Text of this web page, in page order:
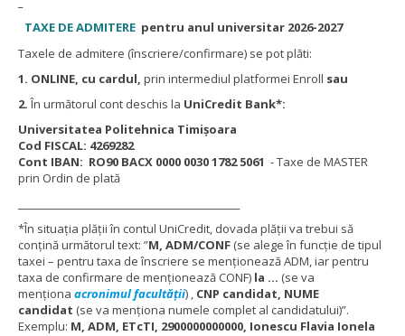
TAXE DE ADMITERE pentru anul universitar 2026-2027
Taxele de admitere (înscriere/confirmare) se pot plăti:
1. ONLINE, cu cardul, prin intermediul platformei Enroll sau
2.În următorul cont deschis la UniCredit Bank*:
Universitatea Politehnica Timișoara
Cod FISCAL: 4269282
Cont IBAN: RO90 BACX 0000 0030 1782 5061 - Taxe de MASTER
prin Ordin de plată
*În situația plății în contul UniCredit, dovada plății va trebui să
conțină următorul text: ”M, ADM/CONF (se alege în funcție de tipul
taxei – pentru taxa de înscriere se menționează ADM, iar pentru
taxa de confirmare de menționează CONF) la … (se va
menționa acronimul facultății) , CNP candidat, NUME
candidat (se va menționa numele complet al candidatului)”.
Exemplu: M, ADM, ETcTI, 2900000000000, Ionescu Flavia Ionela